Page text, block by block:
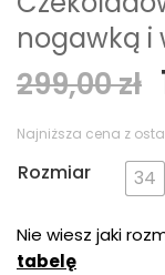
nogawką i
299,00zł
Najniższa cena z
Rozmiar 34
Nie wiesz jaki
tabelę